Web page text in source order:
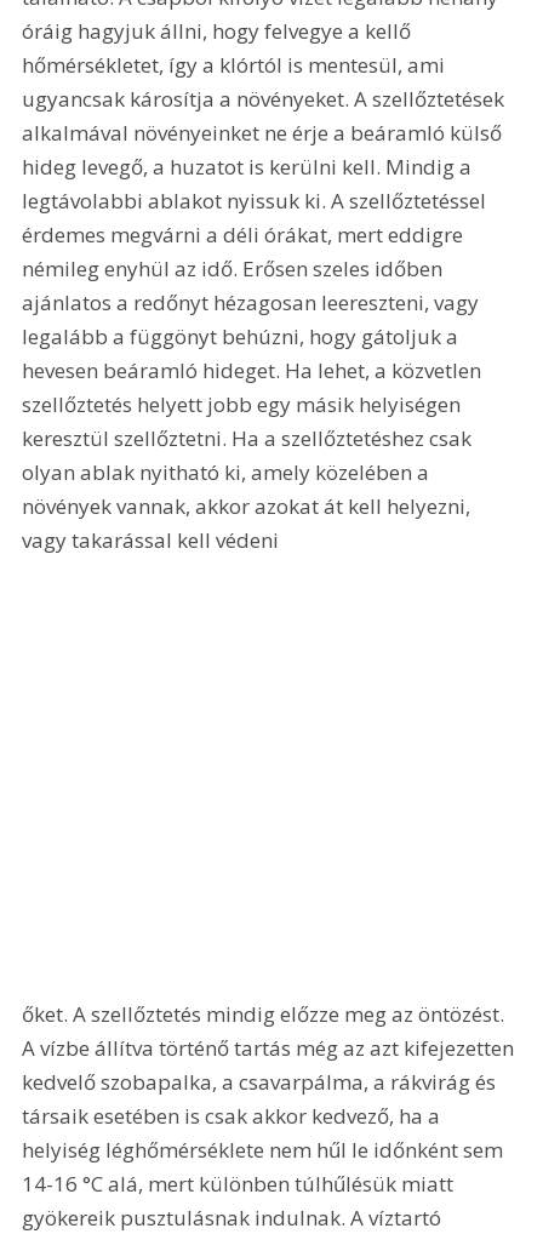
óráig hagyjuk állni, hogy felvegye a kellő
hőmérsékletet, így a klórtól is mentesül, ami
ugyancsak károsítja a növényeket. A szellőztetések
alkalmával növényeinket ne érje a beáramló külső
hideg levegő, a huzatot is kerülni kell. Mindig a
legtávolabbi ablakot nyissuk ki. A szellőztetéssel
érdemes megvárni a déli órákat, mert eddigre
némileg enyhül az idő. Erősen szeles időben
ajánlatos a redőnyt hézagosan leereszteni, vagy
legalább a függönyt behúzni, hogy gátoljuk a
hevesen beáramló hideget. Ha lehet, a közvetlen
szellőztetés helyett jobb egy másik helyiségen
keresztül szellőztetni. Ha a szellőztetéshez csak
olyan ablak nyitható ki, amely közelében a
növények vannak, akkor azokat át kell helyezni,
vagy takarással kell védeni
őket. A szellőztetés mindig előzze meg az öntözést.
A vízbe állítva történő tartás még az azt kifejezetten
kedvelő szobapalka, a csavarpálma, a rákvirág és
társaik esetében is csak akkor kedvező, ha a
helyiség léghőmérséklete nem hűl le időnként sem
14-16 °C alá, mert különben túlhűlésük miatt
gyökereik pusztulásnak indulnak. A víztartó